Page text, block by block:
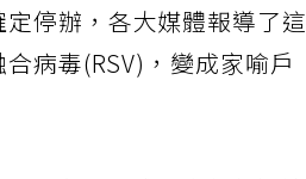
定停辦，各大媒體報導了這
病毒(RSV)，變成家喻戶